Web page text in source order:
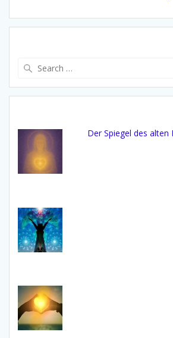
Der Spiegel des